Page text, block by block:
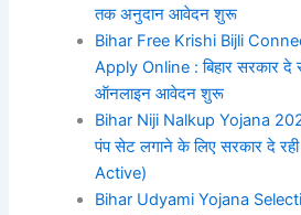
तक अनुदान आवेदन शुरू
Bihar Free Krishi Bijli
Apply Online : बिहार सरकार दे
ऑनलाइन आवेदन शुरू
Bihar Niji Nalkup Yojana
पंप सेट लगाने के लिए सरकार दे
Active)
Bihar Udyami Yojana